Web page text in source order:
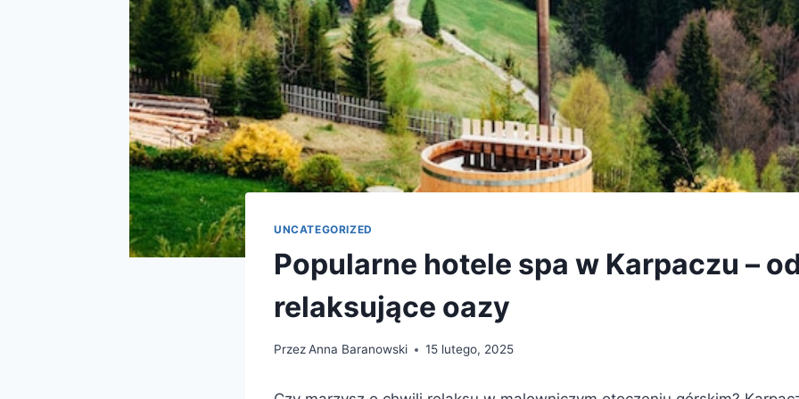
UNCATEGORIZED
Popularne hotele spa w Karpaczu –
relaksujące oazy
PrzezAnna Baranowski 15 lutego, 2025